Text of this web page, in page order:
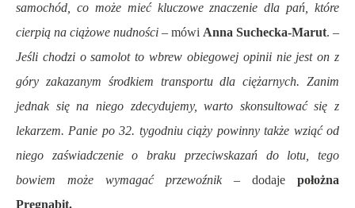
samochód, co może mieć kluczowe znaczenie dla pań, które
cierpią na ciążowe nudności – mówi Anna Suchecka-Marut. –
Jeśli chodzi o samolot to wbrew obiegowej opinii nie jest on z
góry zakazanym środkiem transportu dla ciężarnych. Zanim
jednak się na niego zdecydujemy, warto skonsultować się z
lekarzem. Panie po 32. tygodniu ciąży powinny także wziąć od
niego zaświadczenie o braku przeciwskazań do lotu, tego
bowiem może wymagać przewoźnik – dodaje położna
Pregnabit.